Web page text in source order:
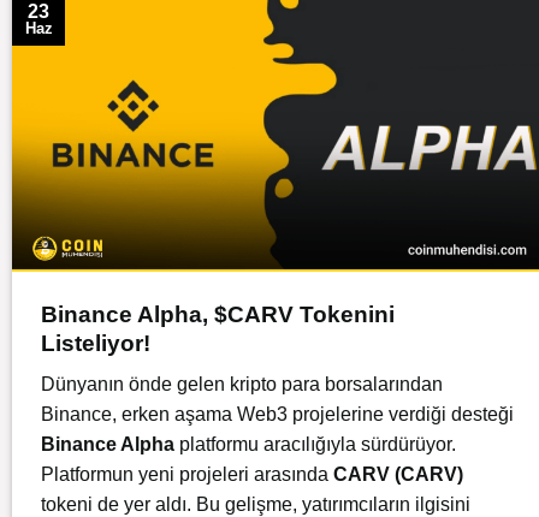
23
Haz
Binance Alpha, $CARV Tokenini
Listeliyor!
Dünyanın önde gelen kripto para borsalarından
Binance, erken aşama Web3 projelerine verdiği desteği
Binance Alpha platformu aracılığıyla sürdürüyor.
Platformun yeni projeleri arasında CARV (CARV)
tokeni de yer aldı. Bu gelişme, yatırımcıların ilgisini